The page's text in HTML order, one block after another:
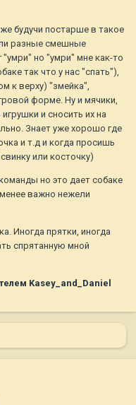
будучи постарше в такое
разные смешные
"умри" но "умри" мне как-то
так что у нас "спать"),
к верху) "змейка",
форме. Ну и мячики,
и сносить их на
Знает уже хорошо где
и т.д и когда просишь
или косточку)
но это дает собаке
важно нежели
Иногда прятки, иногда
спрятанную мной
Kasey_and_Daniel